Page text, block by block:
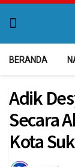
BERANDA
Adik
Secara
Kota